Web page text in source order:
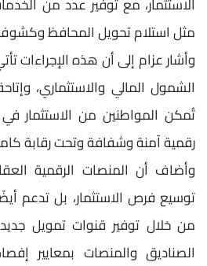
مثل استلام تحويل المحافظ
وأشار عزام إلى أن هذه الإجراءات
الشمول المالي والاستثماري،
تُمكن المواطنين من الاستثمار
رقمية آمنة وشفافة وتحت رقابة
وأضاف أن المنصات الرقمية
توسيع فرص الاستثمار، بل تدعم
من خلال توفير قنوات تمويل
الصناديق والمنصات بمعايير